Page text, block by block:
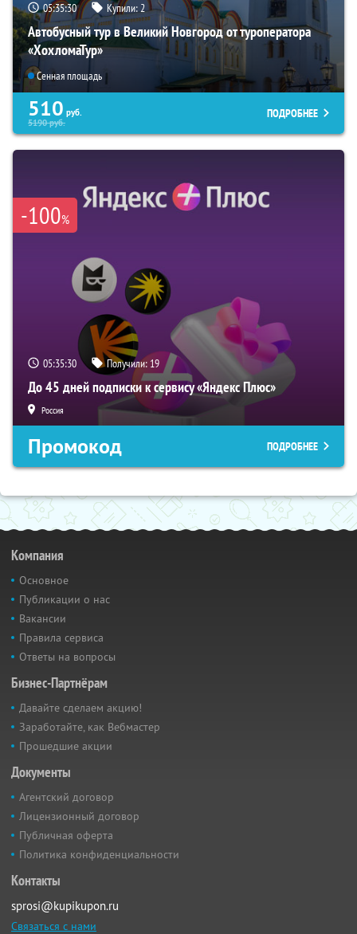
05:35:29 Купили:2
Автобусный тур в Великий Новгород от туроператора
«ХохломаТур»
Сенная площадь
510 руб.
5190руб.
ПОДРОБНЕЕ
-100%
05:35:29 Получили: 19
До 45 дней подписки к сервису «Яндекс Плюс»
Россия
Промокод ПОДРОБНЕЕ
Компания
Основное
Публикации о нас
Вакансии
Правила сервиса
Ответы на вопросы
Бизнес-Партнёрам
Давайте сделаем акцию!
Заработайте, как Вебмастер
Прошедшие акции
Документы
Агентский договор
Лицензионный договор
Публичная оферта
Политика конфиденциальности
Контакты
sprosi@kupikupon.ru
Связаться с нами